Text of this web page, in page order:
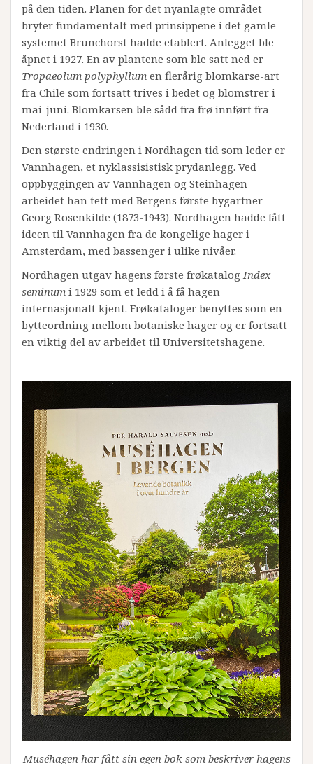
på den tiden. Planen for det nyanlagte området
bryter fundamentalt med prinsippene i det gamle
systemet Brunchorst hadde etablert. Anlegget ble
åpnet i 1927. En av plantene som ble satt ned er
Tropaeolum polyphyllum en flerårig blomkarse-art
fra Chile som fortsatt trives i bedet og blomstrer i
mai-juni. Blomkarsen ble sådd fra frø innført fra
Nederland i 1930.
Den største endringen i Nordhagen tid som leder er
Vannhagen, et nyklassisistisk prydanlegg. Ved
oppbyggingen av Vannhagen og Steinhagen
arbeidet han tett med Bergens første bygartner
Georg Rosenkilde (1873-1943). Nordhagen hadde fått
ideen til Vannhagen fra de kongelige hager i
Amsterdam, med bassenger i ulike nivåer.
Nordhagen utgav hagens første frøkatalog Index
seminum i 1929 som et ledd i å få hagen
internasjonalt kjent. Frøkataloger benyttes som en
bytteordning mellom botaniske hager og er fortsatt
en viktig del av arbeidet til Universitetshagene.
Muséhagen har fått sin egen bok som beskriver hagens